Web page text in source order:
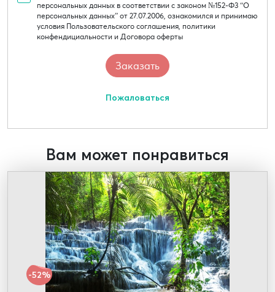
персональных данных в соответствии с законом №152-Ф3 “О
персональных данных” от 27.07.2006, ознакомился и принимаю
условия Пользовательского соглашения, политики
конфендициальности и Договора оферты
Пожаловаться
Вам может понравиться
-52%